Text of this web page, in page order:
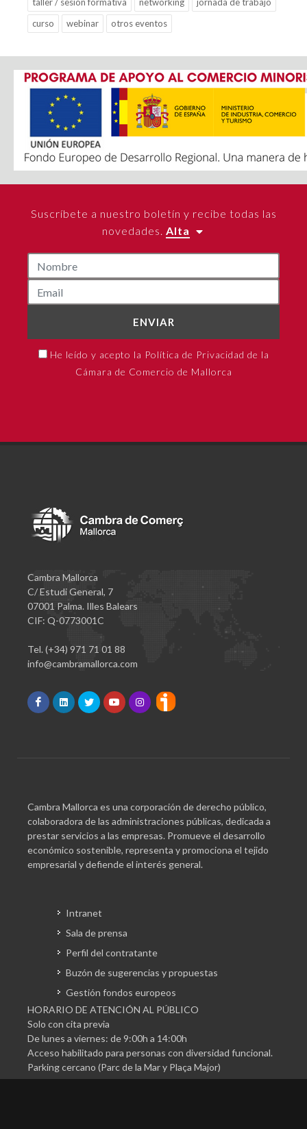
curso
webinar otros eventos
Suscríbete a nuestro boletín y recibe todas las
novedades. Alta
ENVIAR
He leído y acepto la Política de Privacidad de la
Cámara de Comercio de Mallorca
Cambra Mallorca
C/ Estudi General, 7
07001 Palma. Illes Balears
CIF: Q-0773001C
Tel. (+34) 971 71 01 88
info@cambramallorca.com
Cambra Mallorca es una corporación de derecho público,
colaboradora de las administraciones públicas, dedicada a
prestar servicios a las empresas. Promueve el desarrollo
económico sostenible, representa y promociona el tejido
empresarial y defiende el interés general.
Intranet
Sala de prensa
Perfil del contratante
Buzón de sugerencias y propuestas
Gestión fondos europeos
HORARIO DE ATENCIÓN AL PÚBLICO
Solo con cita previa
De lunes a viernes: de 9:00h a 14:00h
Acceso habilitado para personas con diversidad funcional.
Parking cercano (Parc de la Mar y Plaça Major)